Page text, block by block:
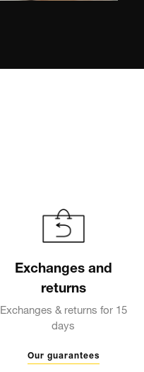
Exchanges and
returns
Exchanges & returns for 15
days
Our guarantees